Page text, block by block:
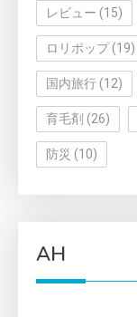
レビュー (15)
ロリポップ(19)
国内旅行 (12)
育毛剤 (26)
防災 (10)
AH